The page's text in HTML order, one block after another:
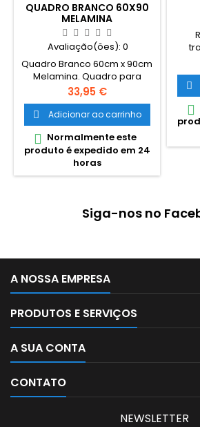
QUADRO BRANCO 60X90
MELAMINA
Avaliação(ões): 0
Quadro Branco 60cm x 90cm
Melamina. Quadro para
escrita com marcador de
quadro branco. Ideal para
ter no escritório ou em casa.
Uma face em melamina,
adaptado para fixação à
parede. Suporte de encaixe
na moldura para colocar
apagador e marcador
Preço
33,95 €
 Adicionar ao carrinho
 Normalmente este
produto é expedido em 24
horas
up,


Siga-nos no
A NOSSA EMPRESA
PRODUTOS E SERVIÇOS
A SUA CONTA
CONTATO
NEWSLETTER